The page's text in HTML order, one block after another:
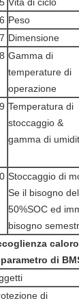
Vita di ciclo
Peso
Dimensione
Gamma di
temperature di
operazione
Temperatura di
stoccaggio &
gamma di
Stoccaggio di
Se il bisogno
50%SOC ed
bisogno
di
di